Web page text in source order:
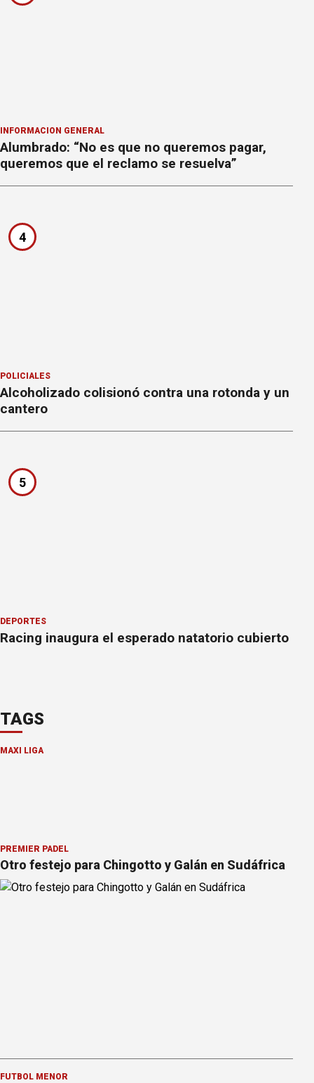
INFORMACION GENERAL
Alumbrado: “No es que no queremos pagar,
queremos que el reclamo se resuelva”
4
POLICIALES
Alcoholizado colisionó contra una rotonda y un
cantero
5
DEPORTES
Racing inaugura el esperado natatorio cubierto
TAGS
MAXI LIGA
PREMIER PÁDEL
Otro festejo para Chingotto y Galán en Sudáfrica
FÚTBOL MENOR